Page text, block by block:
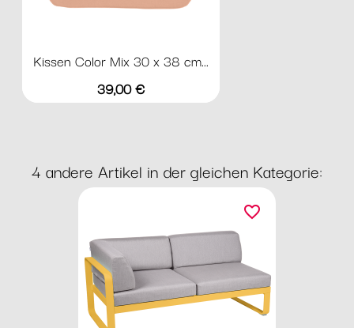
Kissen Color Mix 30 x 38 cm...
Preis
39,00 €
4 andere Artikel in der gleichen Kategorie:
favorite_border